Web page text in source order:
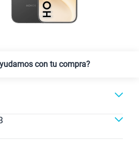
con tu compra?